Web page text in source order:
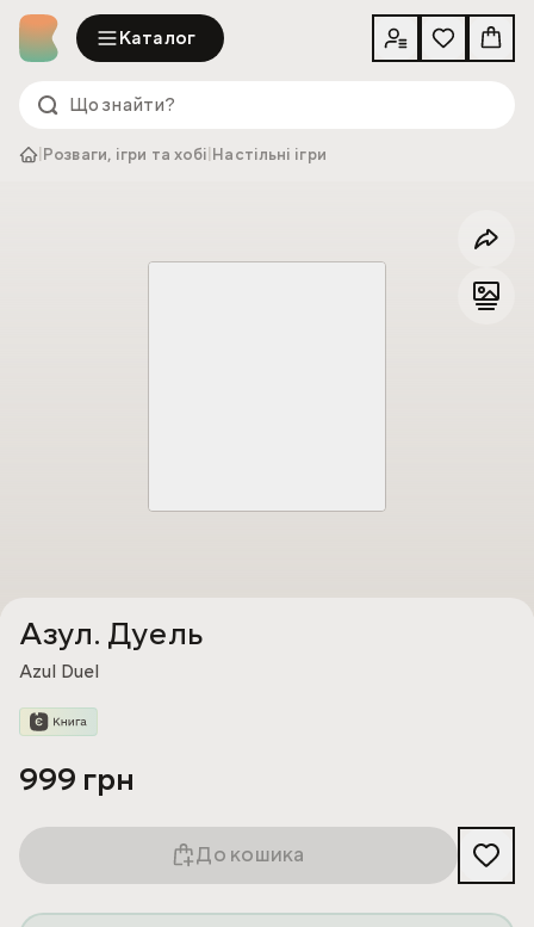
Каталог
Розваги, ігри та хобі Настільні ігри
Азул. Дуель
Azul Duel
999 грн
До кошика